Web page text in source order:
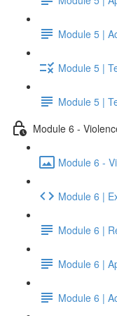
Module 5 |
Module 5 |
Module 5 |
Module 6 -
Module 6 -
Module 6 |
Module 6 |
Module 6 |
Module 6 |